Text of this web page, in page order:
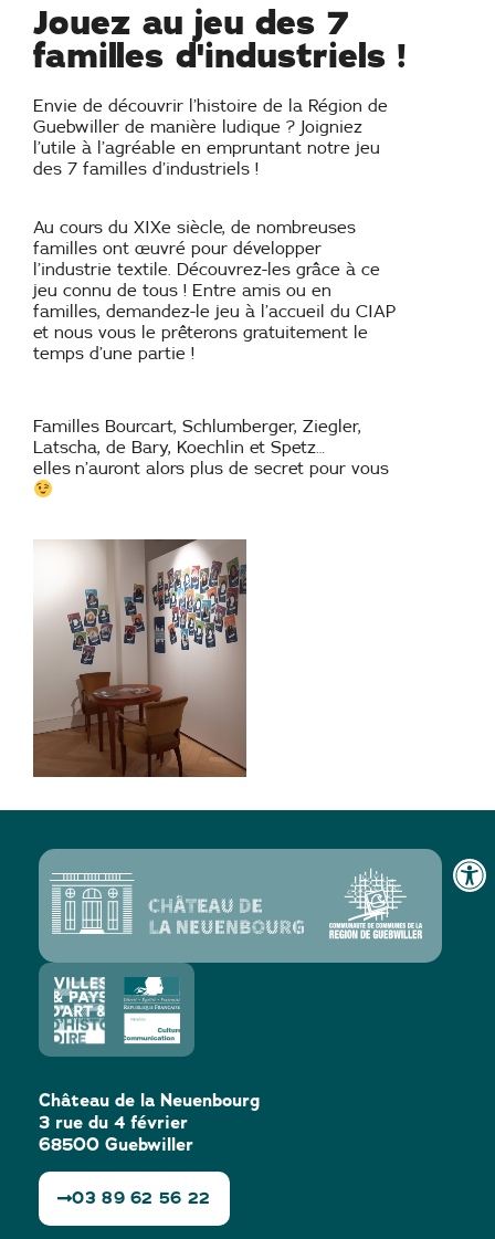
Jouez au jeu des 7
familles d'industriels !
Envie de découvrir l’histoire de la Région de
Guebwiller de manière ludique ? Joigniez
l’utile à l’agréable en empruntant notre jeu
des 7 familles d’industriels !
Au cours du XIXe siècle, de nombreuses
familles ont œuvré pour développer
l’industrie textile. Découvrez-les grâce à ce
jeu connu de tous ! Entre amis ou en
familles, demandez-le jeu à l’accueil du CIAP
et nous vous le prêterons gratuitement le
temps d’une partie !
Familles Bourcart, Schlumberger, Ziegler,
Latscha, de Bary, Koechlin et Spetz…
elles n’auront alors plus de secret pour vous
Château de la Neuenbourg
3 rue du 4 février
68500 Guebwiller
03 89 62 56 22